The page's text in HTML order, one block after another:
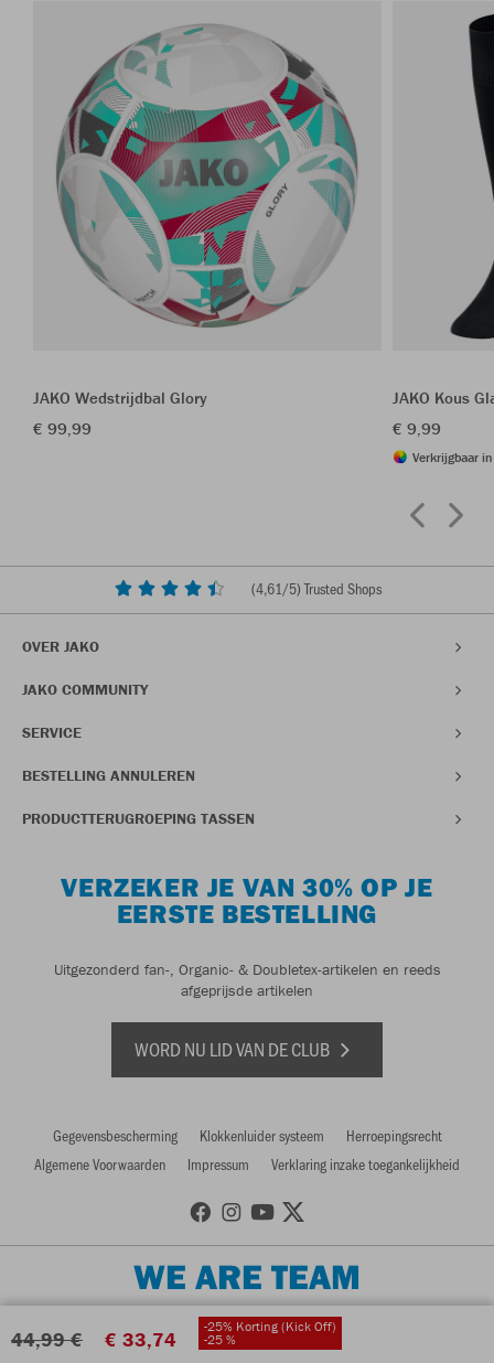
44,99 € € 33,74
-25% Korting (Kick Off)
-25 %
JAKO Wedstrijdbal Glory
€ 99,99
JAKO Kous
€ 9,99
Verkrijgbaar
(4,61/5) Trusted Shops
OVER JAKO
JAKO COMMUNITY
SERVICE
BESTELLING ANNULEREN
PRODUCTTERUGROEPING TASSEN
VERZEKER JE VAN 30% OP JE
EERSTE BESTELLING
Uitgezonderd fan-, Organic- & Doubletex-artikelen en reeds
afgeprijsde artikelen
WORD NU LID VAN DE CLUB
Gegevensbescherming Klokkenluider systeem
Herroepingsrecht
Algemene Voorwaarden
Impressum Verklaring inzake toegankelijkheid
WE ARE TEAM